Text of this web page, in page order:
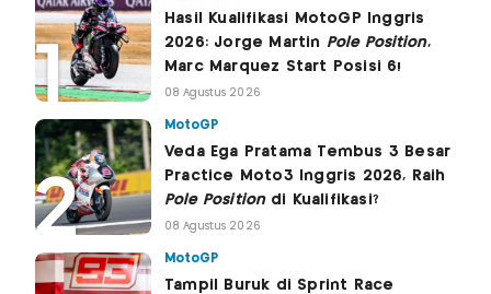
Hasil Kualifikasi MotoGP Inggris
2026: Jorge Martin Pole Position,
Marc Marquez Start Posisi 6!
08 Agustus 2026
MotoGP
Veda Ega Pratama Tembus 3 Besar
Practice Moto3 Inggris 2026, Raih
Pole Positiondi Kualifikasi?
08 Agustus 2026
MotoGP
Tampil Buruk di Sprint Race